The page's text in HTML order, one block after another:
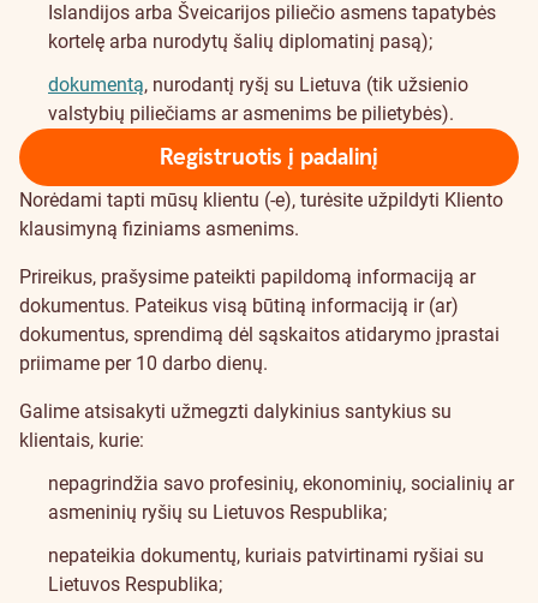
Islandijos arba Šveicarijos piliečio asmens tapatybės
kortelę arba nurodytų šalių diplomatinį pasą);
dokumentą, nurodantį ryšį su Lietuva (tik užsienio
valstybių piliečiams ar asmenims be pilietybės).
Registruotis į padalinį
Norėdami tapti mūsų klientu (-e), turėsite užpildyti Kliento
klausimyną fiziniams asmenims.
Prireikus, prašysime pateikti papildomą informaciją ar
dokumentus. Pateikus visą būtiną informaciją ir (ar)
dokumentus, sprendimą dėl sąskaitos atidarymo įprastai
priimame per 10 darbo dienų.
Galime atsisakyti užmegzti dalykinius santykius su
klientais, kurie:
nepagrindžia savo profesinių, ekonominių, socialinių ar
asmeninių ryšių su Lietuvos Respublika;
nepateikia dokumentų, kuriais patvirtinami ryšiai su
Lietuvos Respublika;